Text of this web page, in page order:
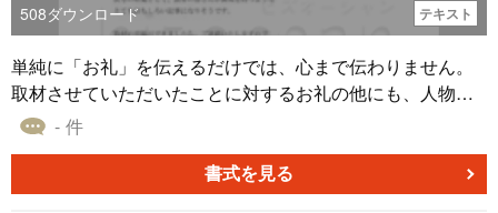
508ダウンロード テキスト
単純に「お礼」を伝えるだけでは、心まで伝わりません。
取材させていただいたことに対するお礼の他にも、人物的
な部分をほめる、おかげでいい雑誌になる、などの言葉が
正作業が伴うことも多いはずです。いついつまでに、校正
原稿を送りしますね。というように、今後のスケジュール
- 件
書式を見る